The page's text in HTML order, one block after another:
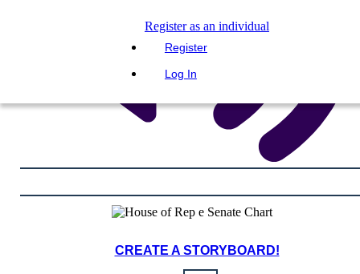
Register as an individual
Register
Log In
CREATE A STORYBOARD!